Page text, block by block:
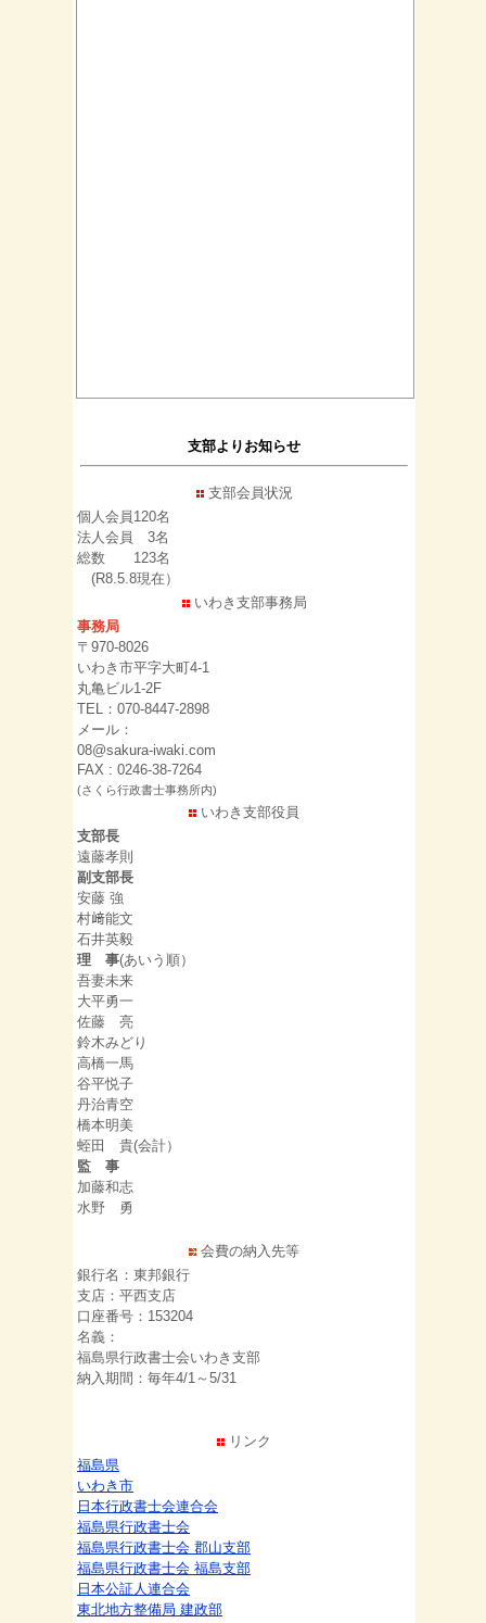
支部よりお知らせ
支部会員状況
個人会員120名
法人会員 3名
総数 123名
(R8.5.8現在）
いわき支部事務局
事務局
〒970-8026
いわき市平字大町4-1
丸亀ビル1-2F
TEL：070-8447-2898
メール：
08@sakura-iwaki.com
FAX : 0246-38-7264
(さくら行政書士事務所内)
いわき支部役員
支部長
遠藤孝則
副支部長
安藤 強
村﨑能文
石井英毅
理 事(あいう順）
吾妻未来
大平勇一
佐藤 亮
鈴木みどり
高橋一馬
谷平悦子
丹治青空
橋本明美
蛭田 貴(会計）
監 事
加藤和志
水野 勇
会費の納入先等
銀行名：東邦銀行
支店：平西支店
口座番号：153204
名義：
福島県行政書士会いわき支部
納入期間：毎年4/1～5/31
リンク
福島県
いわき市
日本行政書士会連合会
福島県行政書士会
福島県行政書士会 郡山支部
福島県行政書士会 福島支部
日本公証人連合会
東北地方整備局 建政部